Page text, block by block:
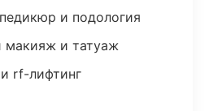
и подология
макияж и татуаж
rf-лифтинг